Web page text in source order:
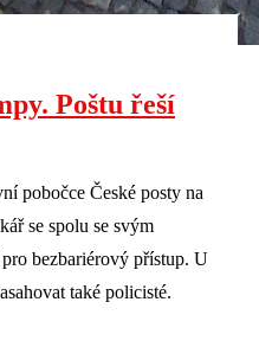
Poštu řeší
pobočce České posty na
se spolu se svým
bezbariérový přístup. U
také policisté.